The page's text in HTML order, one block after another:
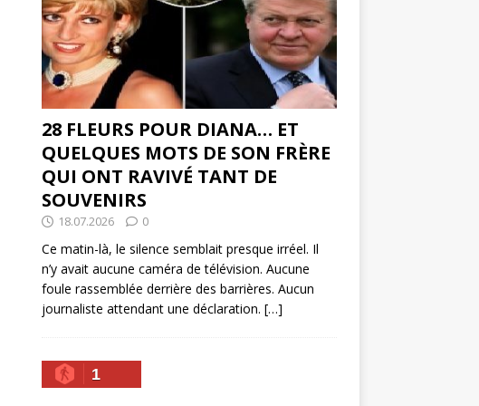
28 FLEURS POUR DIANA… ET
QUELQUES MOTS DE SON FRÈRE
QUI ONT RAVIVÉ TANT DE
SOUVENIRS
18.07.2026 0
Ce matin-là, le silence semblait presque irréel. Il
n’y avait aucune caméra de télévision. Aucune
foule rassemblée derrière des barrières. Aucun
journaliste attendant une déclaration. […]
1